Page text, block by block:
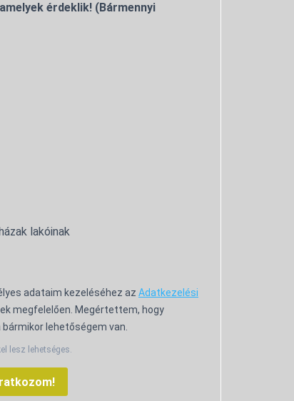
érdeklik! (Bármennyi
lakóinak
adataim kezeléséhez az Adatkezelési
megfelelően. Megértettem, hogy
lehetőségem van.
lesz lehetséges.